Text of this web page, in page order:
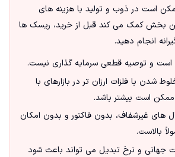
است در ذوب و تولید با هزینه های
بخش کمک می کند قبل از خرید، ریسک ها
انجام دهید.
است و توصیه قطعی سرمایه گذاری نیست.
شدن با فلزات ارزان تر در بازارهای با
است بیشتر باشد.
های غیرشفاف، بدون فاکتور و بدون امکان
بالاست.
جهانی و نرخ تبدیل می تواند باعث شود